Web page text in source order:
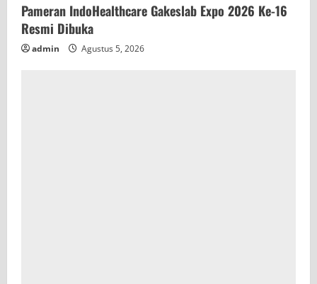
Pameran IndoHealthcare Gakeslab Expo 2026 Ke-16
Resmi Dibuka
admin Agustus 5, 2026